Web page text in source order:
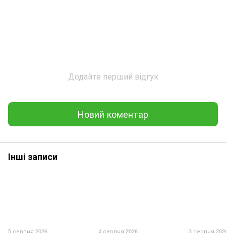
Додайте перший відгук
Новий коментар
Інші записи
5 серпня 2026 4 серпня 2026 3 серпня